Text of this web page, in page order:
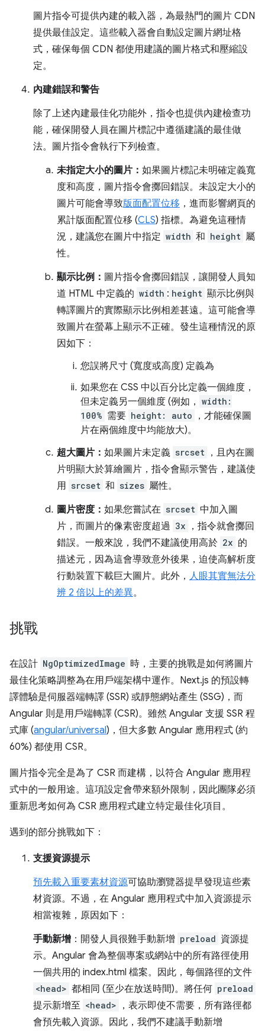
圖片指令可提供內建的載入器，為最熱門的圖片 CDN
提供最佳設定。這些載入器會自動設定圖片網址格
式，確保每個 CDN 都使用建議的圖片格式和壓縮設
定。
內建錯誤和警告
除了上述內建最佳化功能外，指令也提供內建檢查功
能，確保開發人員在圖片標記中遵循建議的最佳做
法。圖片指令會執行下列檢查。
未指定大小的圖片： 如果圖片標記未明確定義寬
度和高度，圖片指令會擲回錯誤。未設定大小的
圖片可能會導致版面配置位移 ，進而影響網頁的
累計版面配置位移 (CLS) 指標。為避免這種情
況，建議您在圖片中指定 width 和 height 屬
性。
顯示比例： 圖片指令會擲回錯誤，讓開發人員知
道 HTML 中定義的 width : height 顯示比例與
轉譯圖片的實際顯示比例相差甚遠。這可能會導
致圖片在螢幕上顯示不正確。發生這種情況的原
因如下：
您誤將尺寸 (寬度或高度) 定義為
如果您在 CSS 中以百分比定義一個維度，
但未定義另一個維度 (例如， width:
100% 需要 height: auto
，才能確保圖
片在兩個維度中均能放大)。
超大圖片： 如果圖片未定義 srcset ，且內在圖
片明顯大於算繪圖片，指令會顯示警告，建議使
用 srcset 和 sizes 屬性。
圖片密度： 如果您嘗試在 srcset 中加入圖
片，而圖片的像素密度超過 3x
，指令就會擲回
錯誤。一般來說，我們不建議使用高於 2x 的
描述元，因為這會導致意外後果，迫使高解析度
行動裝置下載巨大圖片。此外， 人眼其實無法分
辨 2 倍以上的差異。
挑戰
在設計 NgOptimizedImage 時，主要的挑戰是如何將圖片
最佳化策略調整為在用戶端架構中運作。Next.js 的預設轉
譯體驗是伺服器端轉譯 (SSR) 或靜態網站產生 (SSG)，而
Angular 則是用戶端轉譯 (CSR)。雖然 Angular 支援 SSR 程
式庫 (angular/universal)，但大多數 Angular 應用程式 (約
60%) 都使用 CSR。
圖片指令完全是為了 CSR 而建構，以符合 Angular 應用程
式中的一般用途。這項設定會帶來額外限制，因此團隊必須
重新思考如何為 CSR 應用程式建立特定最佳化項目。
遇到的部分挑戰如下：
支援資源提示
預先載入重要素材資源可協助瀏覽器提早發現這些素
材資源。不過，在 Angular 應用程式中加入資源提示
相當複雜，原因如下：
手動新增 ：開發人員很難手動新增 preload 資源提
示。Angular 會為整個專案或網站中的所有路徑使用
一個共用的 index.html 檔案。因此，每個路徑的文件
<head> 都相同 (至少在放送時間)。將任何 preload
提示新增至 <head>
，表示即使不需要，所有路徑都
會預先載入資源。因此，我們不建議手動新增